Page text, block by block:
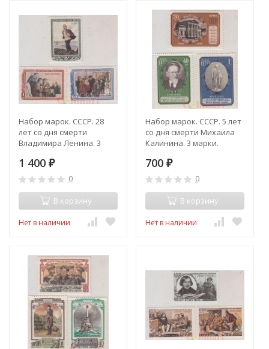
Набор марок. СССР. 28
лет со дня смерти
Владимира Ленина. 3
1 400 ₽
0
В корзину
Нет в наличии
Набор марок. СССР. 5 лет
со дня смерти Михаила
Калинина. 3 марки.
700 ₽
0
В корзину
Нет в наличии